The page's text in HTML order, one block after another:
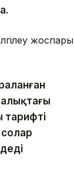
жоспары